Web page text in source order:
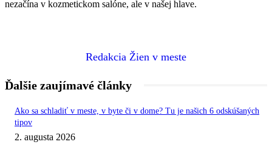
nezačína v kozmetickom salóne, ale v našej hlave.
Redakcia Žien v meste
Ďalšie zaujímavé články
Ako sa schladiť v meste, v byte či v dome? Tu je našich 6 odskúšaných
tipov
2. augusta 2026